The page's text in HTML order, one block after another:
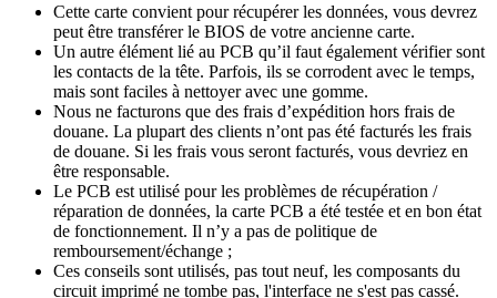
Cette carte convient pour récupérer les données, vous devrez
peut être transférer le BIOS de votre ancienne carte.
Un autre élément lié au PCB qu’il faut également vérifier sont
les contacts de la tête. Parfois, ils se corrodent avec le temps,
mais sont faciles à nettoyer avec une gomme.
Nous ne facturons que des frais d’expédition hors frais de
douane. La plupart des clients n’ont pas été facturés les frais
de douane. Si les frais vous seront facturés, vous devriez en
être responsable.
Le PCB est utilisé pour les problèmes de récupération /
réparation de données, la carte PCB a été testée et en bon état
de fonctionnement. Il n’y a pas de politique de
remboursement/échange ;
Ces conseils sont utilisés, pas tout neuf, les composants du
circuit imprimé ne tombe pas, l'interface ne s'est pas cassé.